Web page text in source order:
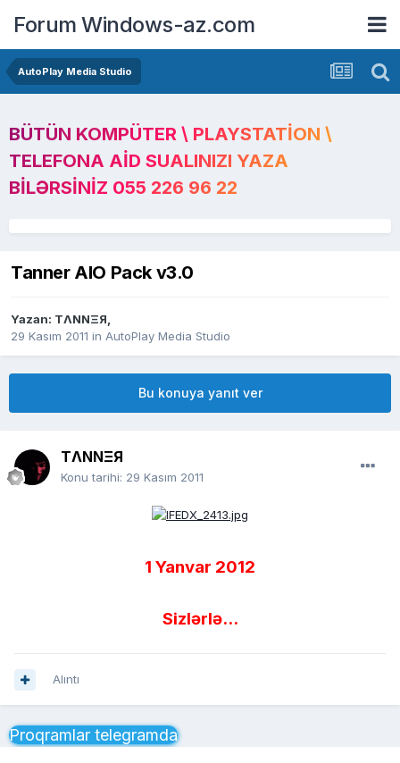
Forum Windows-az.com
AutoPlay Media Studio
BÜTÜN KOMPÜTER \ PLAYSTATION \
TELEFONA AID SUALINIZI YAZA
BILƏRSINIZ 055 226 96 22
Tanner AIO Pack v3.0
Yazan: TΛNNΞЯ,
29 Kasım 2011 in AutoPlay Media Studio
Bu konuya yanıt ver
TΛNNΞЯ
Konu tarihi: 29 Kasım 2011
1 Yanvar 2012
Sizlərlə...
Alıntı
Proqramlar telegramda